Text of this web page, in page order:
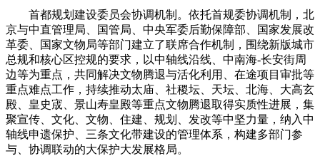
首都规划建设委员会协调机制。依托首规委协调机制，北
京与中直管理局、国管局、中央军委后勤保障部、国家发展改
革委、国家文物局等部门建立了联席合作机制，围绕新版城市
总规和核心区控规的要求，以中轴线沿线、中南海-长安街周
边等为重点，共同解决文物腾退与活化利用、在途项目审批等
重点难点工作，持续推动太庙、社稷坛、天坛、北海、大高玄
殿、皇史宬、景山寿皇殿等重点文物腾退取得实质性进展，集
聚宣传、文化、文物、住建、规划、发改等中坚力量，纳入中
轴线申遗保护、三条文化带建设的管理体系，构建多部门参
与、协调联动的大保护大发展格局。